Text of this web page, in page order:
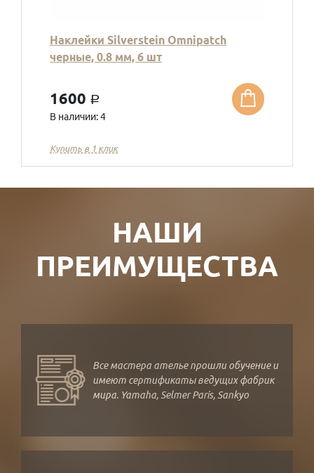
Наклейки Silverstein Omnipatch
черные, 0.8 мм, 6 шт
1600 a
В наличии: 4
Купить в 1 клик
НАШИ
ПРЕИМУЩЕСТВА
Все мастера ателье прошли обучение и
имеют сертификаты ведущих фабрик
мира. Yamaha, Selmer Paris, Sankyo